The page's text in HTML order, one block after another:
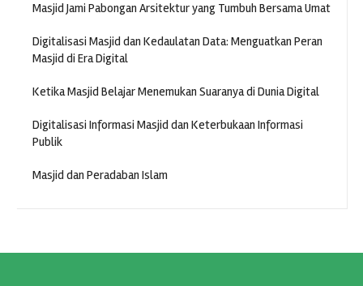
Masjid Jami Pabongan Arsitektur yang Tumbuh Bersama Umat
Digitalisasi Masjid dan Kedaulatan Data: Menguatkan Peran
Masjid di Era Digital
Ketika Masjid Belajar Menemukan Suaranya di Dunia Digital
Digitalisasi Informasi Masjid dan Keterbukaan Informasi
Publik
Masjid dan Peradaban Islam